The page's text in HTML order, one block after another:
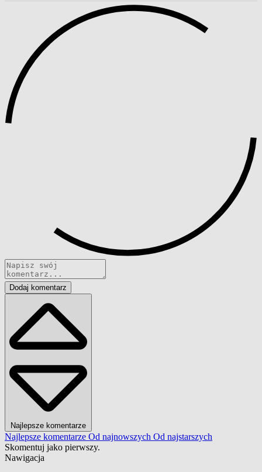
Dodaj komentarz
Najlepsze komentarze
Najlepsze komentarze Od najnowszych Od najstarszych
Skomentuj jako pierwszy.
Nawigacja